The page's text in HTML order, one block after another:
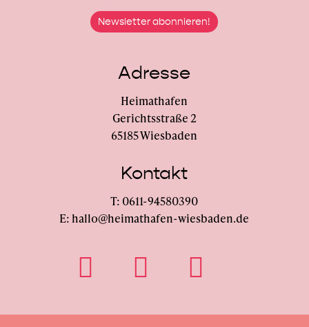
Adresse
Heimathafen
Gerichtsstraße 2
65185 Wiesbaden
Kontakt
T: 0611-94580390
E: hallo@heimathafen-wiesbaden.de